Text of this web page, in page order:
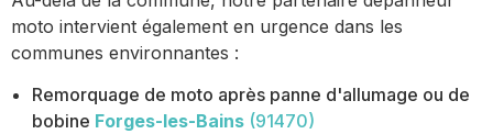
moto intervient également en urgence dans les
communes environnantes :
Remorquage de moto après panne d'allumage ou de
bobine Forges-les-Bains (91470)